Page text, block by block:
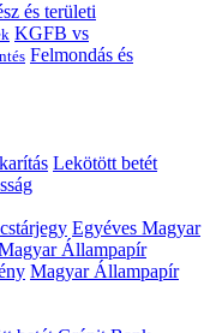
és területi
KGFB vs
Felmondás és
Lekötött betét
Egyéves Magyar
Állampapír
Magyar Állampapír